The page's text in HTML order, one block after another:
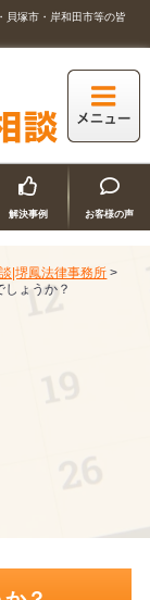
貝塚市・岸和田市等の皆
解決事例 お客様の声
|堺鳳法律事務所 >
ょうか？